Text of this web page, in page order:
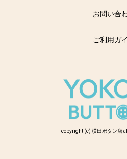
お問い合
ご利用ガ
copyright (c) 横田ボタン店